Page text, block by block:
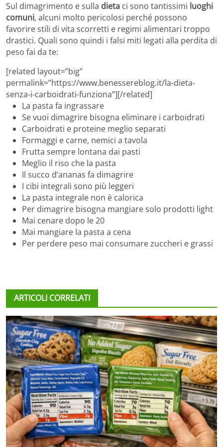
Sul dimagrimento e sulla dieta ci sono tantissimi luoghi
comuni, alcuni molto pericolosi perché possono
favorire stili di vita scorretti e regimi alimentari troppo
drastici. Quali sono quindi i falsi miti legati alla perdita di
peso fai da te:
[related layout=”big”
permalink=”https://www.benessereblog.it/la-dieta-
senza-i-carboidrati-funziona”][/related]
La pasta fa ingrassare
Se vuoi dimagrire bisogna eliminare i carboidrati
Carboidrati e proteine meglio separati
Formaggi e carne, nemici a tavola
Frutta sempre lontana dai pasti
Meglio il riso che la pasta
Il succo d’ananas fa dimagrire
I cibi integrali sono più leggeri
La pasta integrale non è calorica
Per dimagrire bisogna mangiare solo prodotti light
Mai cenare dopo le 20
Mai mangiare la pasta a cena
Per perdere peso mai consumare zuccheri e grassi
ARTICOLI CORRELATI